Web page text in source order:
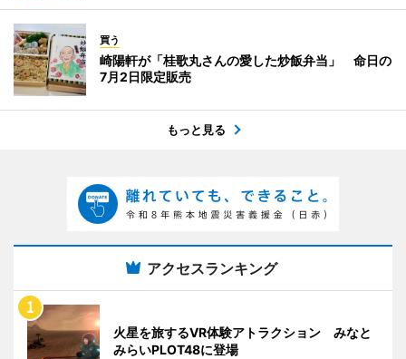
買う
崎陽軒が「桂歌丸さんの愛した炒飯弁当」 命日の
7月2日限定販売
もっと見る
アクセスランキング
火星を旅するVR体験アトラクション みなと
みらいPLOT48に登場